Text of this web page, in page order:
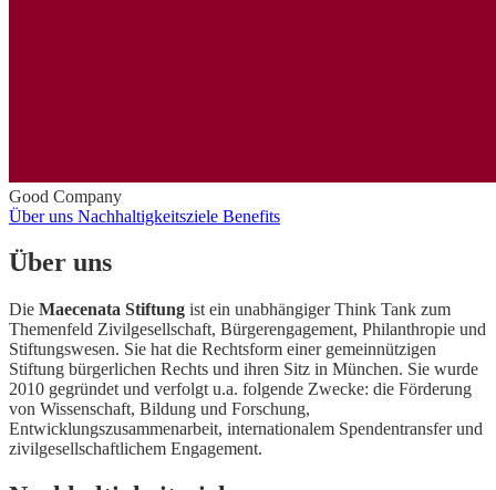
Good Company
Über uns Nachhaltigkeitsziele Benefits
Über uns
Die Maecenata Stiftung ist ein unabhängiger Think Tank zum
Themenfeld Zivilgesellschaft, Bürgerengagement, Philanthropie und
Stiftungswesen. Sie hat die Rechtsform einer gemeinnützigen
Stiftung bürgerlichen Rechts und ihren Sitz in München. Sie wurde
2010 gegründet und verfolgt u.a. folgende Zwecke: die Förderung
von Wissenschaft, Bildung und Forschung,
Entwicklungszusammenarbeit, internationalem Spendentransfer und
zivilgesellschaftlichem Engagement.